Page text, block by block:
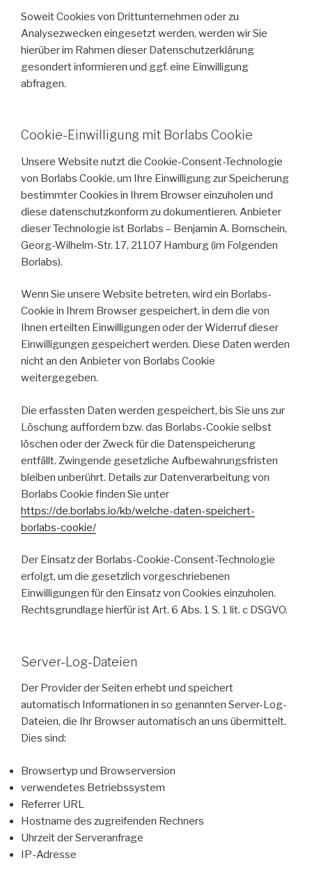
Soweit Cookies von Drittunternehmen oder zu
Analysezwecken eingesetzt werden, werden wir Sie
hierüber im Rahmen dieser Datenschutzerklärung
gesondert informieren und ggf. eine Einwilligung
abfragen.
Cookie-Einwilligung mit Borlabs Cookie
Unsere Website nutzt die Cookie-Consent-Technologie
von Borlabs Cookie, um Ihre Einwilligung zur Speicherung
bestimmter Cookies in Ihrem Browser einzuholen und
diese datenschutzkonform zu dokumentieren. Anbieter
dieser Technologie ist Borlabs – Benjamin A. Bornschein,
Georg-Wilhelm-Str. 17, 21107 Hamburg (im Folgenden
Borlabs).
Wenn Sie unsere Website betreten, wird ein Borlabs-
Cookie in Ihrem Browser gespeichert, in dem die von
Ihnen erteilten Einwilligungen oder der Widerruf dieser
Einwilligungen gespeichert werden. Diese Daten werden
nicht an den Anbieter von Borlabs Cookie
weitergegeben.
Die erfassten Daten werden gespeichert, bis Sie uns zur
Löschung auffordern bzw. das Borlabs-Cookie selbst
löschen oder der Zweck für die Datenspeicherung
entfällt. Zwingende gesetzliche Aufbewahrungsfristen
bleiben unberührt. Details zur Datenverarbeitung von
Borlabs Cookie finden Sie unter
https://de.borlabs.io/kb/welche-daten-speichert-
borlabs-cookie/
Der Einsatz der Borlabs-Cookie-Consent-Technologie
erfolgt, um die gesetzlich vorgeschriebenen
Einwilligungen für den Einsatz von Cookies einzuholen.
Rechtsgrundlage hierfür ist Art. 6 Abs. 1 S. 1 lit. c DSGVO.
Server-Log-Dateien
Der Provider der Seiten erhebt und speichert
automatisch Informationen in so genannten Server-Log-
Dateien, die Ihr Browser automatisch an uns übermittelt.
Dies sind:
Browsertyp und Browserversion
verwendetes Betriebssystem
Referrer URL
Hostname des zugreifenden Rechners
Uhrzeit der Serveranfrage
IP-Adresse